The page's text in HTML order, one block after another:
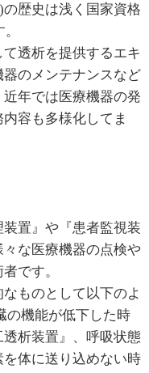
歴史は浅く国家資格
透析を提供するエキ
のメンテナンスなど
年では医療機器の発
容も多様化してま
置』や『患者監視装
な医療機器の点検や
です。
ものとして以下のよ
の機能が低下した時
析装置』、呼吸状態
体に送り込めない時